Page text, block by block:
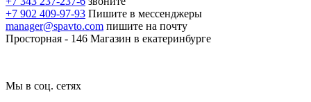
+7 902 409-97-93 Пишите в мессенджеры
manager@spavto.com пишите на почту
Просторная - 146 Магазин в екатеринбурге
Мы в соц. сетях